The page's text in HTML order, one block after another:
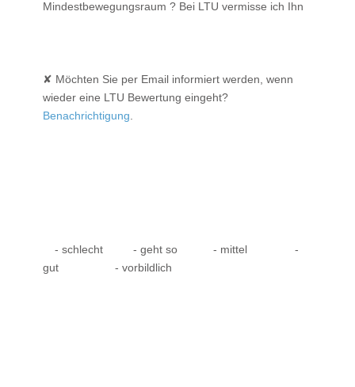
Mindestbewegungsraum ? Bei LTU vermisse ich Ihn
✘ Möchten Sie per Email informiert werden, wenn
wieder eine LTU Bewertung eingeht?
Benachrichtigung
- schlecht - geht so - mittel
-
gut
- vorbildlich